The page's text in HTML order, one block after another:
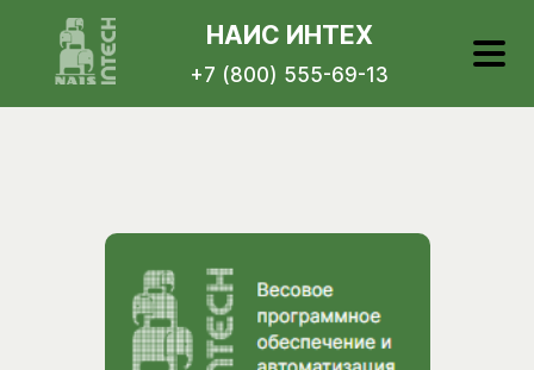
НАИС ИНТЕХ
+7 (800) 555-69-13
Новости